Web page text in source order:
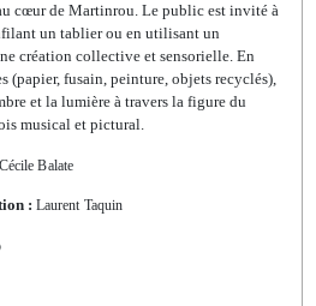
cœur de Martinrou. Le public est invité à
un tablierou en utilisant un
création collective et sensorielle. En
(papier, fusain, peinture, objets recyclés),
et la lumière à travers la figure du
musical et pictural.
Cécile Balate
: Laurent Taquin